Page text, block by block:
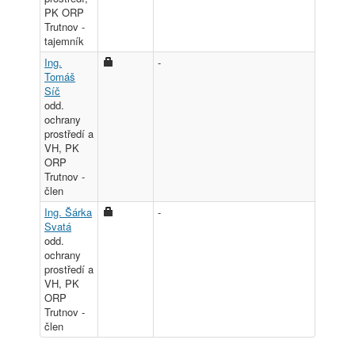
PK ORP
Trutnov -
tajemník
Ing.
Tomáš
Síč
odd.
ochrany
prostředí a
VH, PK
ORP
Trutnov -
člen
-
Ing. Šárka
Svatá
odd.
ochrany
prostředí a
VH, PK
ORP
Trutnov -
člen
-